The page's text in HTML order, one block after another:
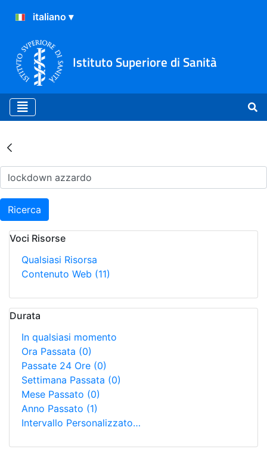
Istituto Superiore di Sanità
Risultati della Ricerca -
Ricerca
Voci Risorse
Qualsiasi Risorsa
Contenuto Web (11)
Durata
In qualsiasi momento
Ora Passata (0)
Passate 24 Ore (0)
Settimana Passata (0)
Mese Passato (0)
Anno Passato (1)
Intervallo Personalizzato…